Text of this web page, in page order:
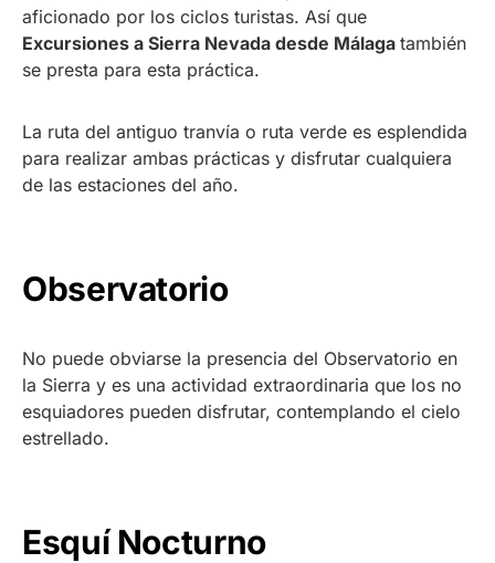
aficionado por los ciclos turistas. Así que
Excursiones a Sierra Nevada desde Málaga también
se presta para esta práctica.
La ruta del antiguo tranvía o ruta verde es esplendida
para realizar ambas prácticas y disfrutar cualquiera
de las estaciones del año.
Observatorio
No puede obviarse la presencia del Observatorio en
la Sierra y es una actividad extraordinaria que los no
esquiadores pueden disfrutar, contemplando el cielo
estrellado.
Esquí Nocturno